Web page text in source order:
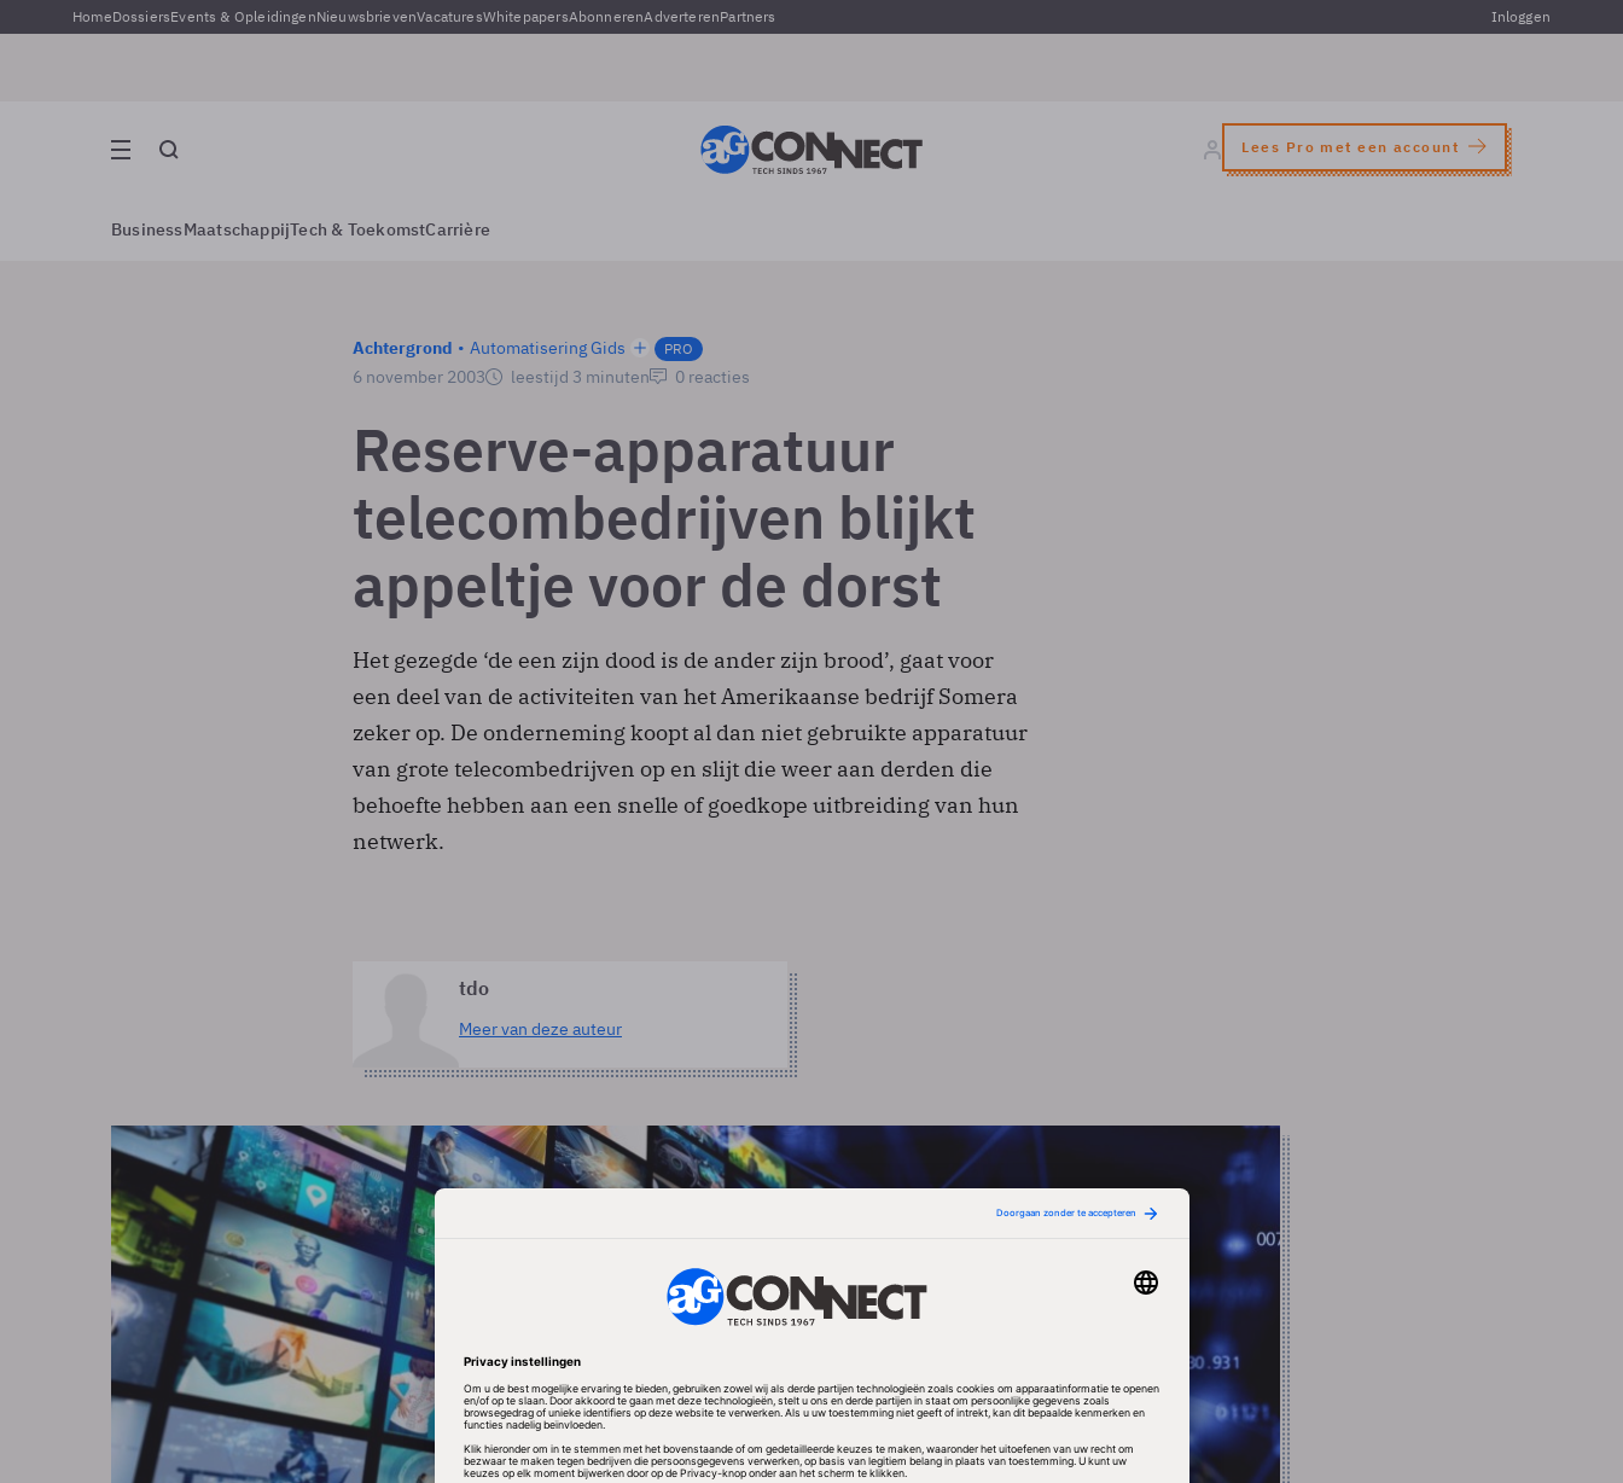
HomeDossiersEvents & OpleidingenNieuwsbrievenVacaturesWhitepapersAbonnerenAdverterenPartners Inloggen
Lees Pro met een account
BusinessMaatschappijTech & ToekomstCarrière
Achtergrond Automatisering Gids PRO
6 november 2003 leestijd 3 minuten 0 reacties
Reserve-apparatuur
telecombedrijven blijkt
appeltje voor de dorst
Het gezegde ‘de een zijn dood is de ander zijn brood’, gaat voor
een deel van de activiteiten van het Amerikaanse bedrijf Somera
zeker op. De onderneming koopt al dan niet gebruikte apparatuur
van grote telecombedrijven op en slijt die weer aan derden die
behoefte hebben aan een snelle of goedkope uitbreiding van hun
netwerk.
tdo
Meer van deze auteur